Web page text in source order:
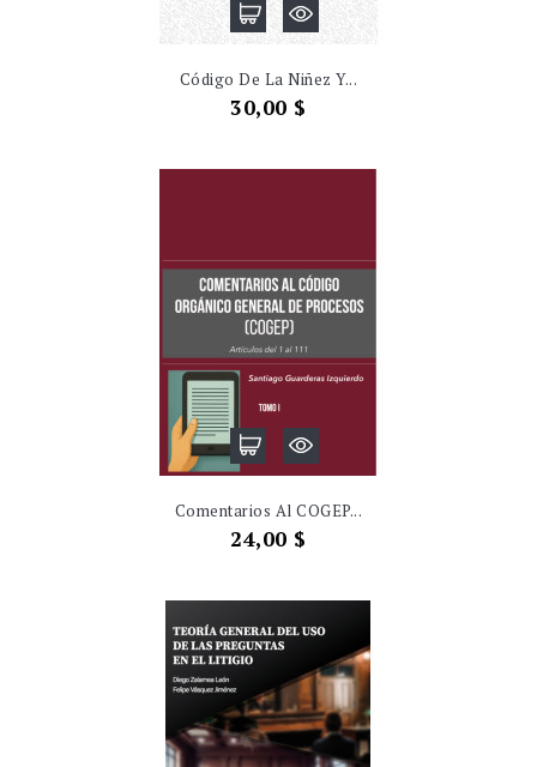
Código De La Niñez Y...
Precio
30,00 $
Comentarios Al COGEP...
Precio
24,00 $